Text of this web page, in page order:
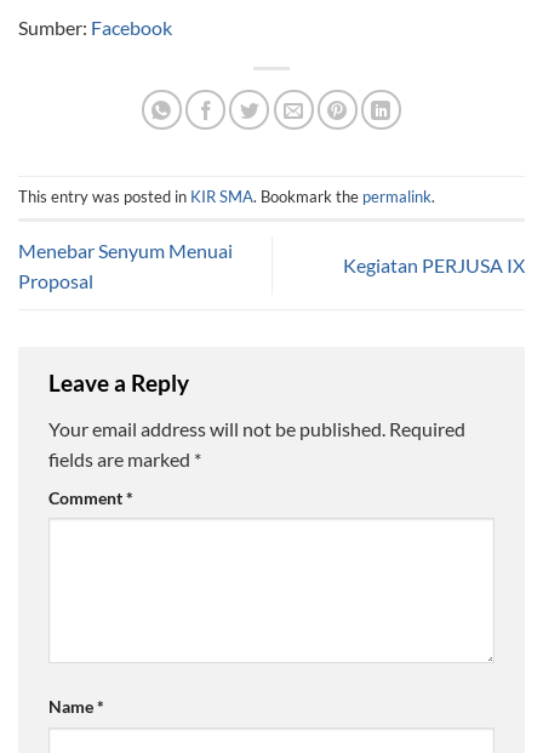
Sumber: Facebook
This entry was posted in KIR SMA. Bookmark the permalink.
Menebar Senyum Menuai
Proposal
Kegiatan PERJUSA IX
Leave a Reply
Your email address will not be published. Required
fields are marked *
Comment*
Name*